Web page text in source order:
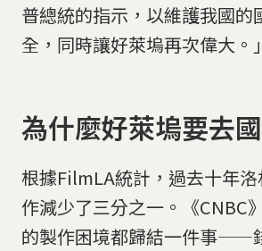
普總統的指示，以維護我國的
全，同時讓好萊塢再次偉大。」
為什麼好萊塢要去
根據FilmLA統計，過去十年
作減少了三分之一。《CNBC
的製作困境都歸結一件事——